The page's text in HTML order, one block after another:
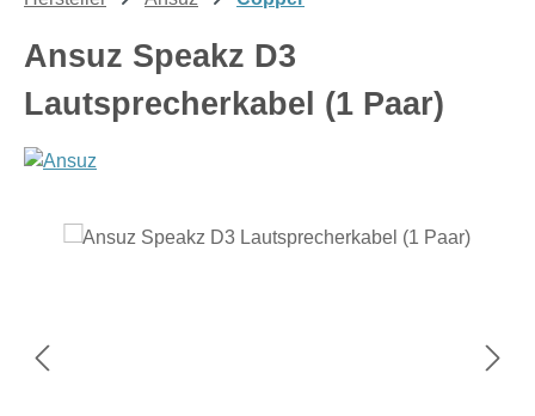
Ansuz Speakz D3
Lautsprecherkabel (1 Paar)
Bildergalerie überspringen